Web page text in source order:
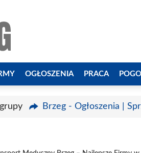
OGŁOSZENIA PRACA
Brzeg - Ogłoszenia |